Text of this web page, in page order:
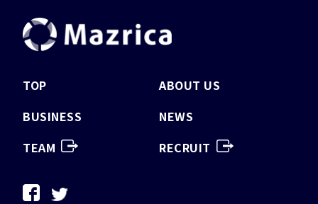
TOP
ABOUT US
BUSINESS
NEWS
TEAM
RECRUIT